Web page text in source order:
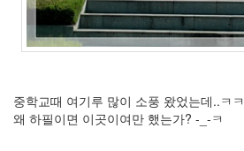
중학교때 여기루 많이 소풍 왔었는데..ㅋㅋ
왜 하필이면 이곳이여만 했는가? -_-ㅋ
월
2
2010
년
월
3
2010